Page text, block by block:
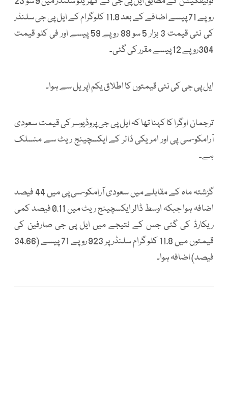
روپے 71 پیسے اضافے کے بعد 11.8 کلوگرام کے ایل پی جی سلنڈر
کی نئی قیمت 3 ہزار 5 سو 88 روپے 59 پیسے اور فی کلو قیمت
304روپے 12 پیسے مقرر کی گئی۔
ایل پی جی کی نئی قیمتوں کا اطلاق یکم اپریل سے ہوا۔
ترجمان اوگرا کا کہنا تھا کہ ایل پی جی پروڈیوسر کی قیمت سعودی
آرامکو-سی پی اور امریکی ڈالر کے ایکسچینج ریٹ سے منسلک
ہے۔
گزشتہ ماہ کے مقابلے میں سعودی آرامکو-سی پی میں 44 فیصد
اضافہ ہوا جبکہ اوسط ڈالر ایکسچینج ریٹ میں 0.11 فیصد کمی
ریکارڈ کی گئی جس کے نتیجے میں ایل پی جی صارفین کی
قیمتوں میں 11.8 کلو گرام سلنڈر پر 923 روپے 71 پیسے (34.66
فیصد) اضافہ ہوا۔